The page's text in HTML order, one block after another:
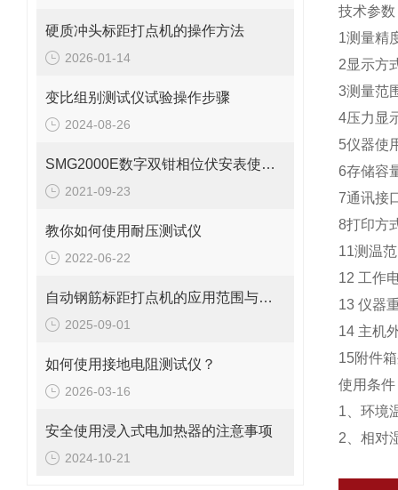
硬质冲头标距打点机的操作方法
2026-01-14
变比组别测试仪试验操作步骤
2024-08-26
SMG2000E数字双钳相位伏安表使用讲解
2021-09-23
教你如何使用耐压测试仪
2022-06-22
自动钢筋标距打点机的应用范围与优势介绍
2025-09-01
如何使用接地电阻测试仪？
2026-03-16
安全使用浸入式电加热器的注意事项
2024-10-21
技术参数
1测量精
2显示方
3测量范
4压力显
5仪器使
6存储容
7通讯接
8打印方
11测温
12 工作
13 仪器
14 主机
15附件
使用条件
1、环境
2、相对